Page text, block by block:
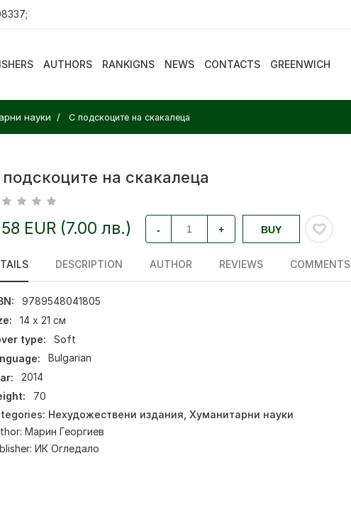
AUTHORS RANKIGNS NEWS CONTACTS GREENWICH
науки С подскоците на скакалеца
на скакалеца
EUR (7.00 лв.) - + BUY
DESCRIPTION AUTHOR REVIEWS COMMENTS
9789548041805
14 х 21 см
type:
Soft
Bulgarian
2014
70
Нехудожествени издания Хуманитарни науки
Марин Георгиев
ИК Огледало